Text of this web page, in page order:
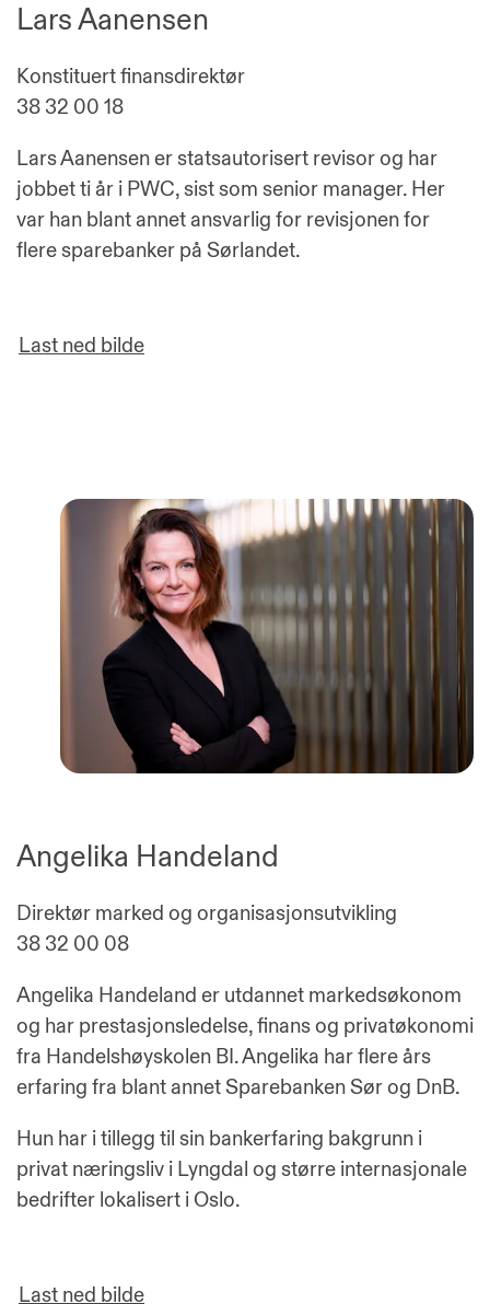
Lars Aanensen
Konstituert finansdirektør
38 32 00 18
Lars Aanensen er statsautorisert revisor og har
jobbet ti år i PWC, sist som senior manager. Her
var han blant annet ansvarlig for revisjonen for
flere sparebanker på Sørlandet.
Last ned bilde
Angelika Handeland
Direktør marked og organisasjonsutvikling
38 32 00 08
Angelika Handeland er utdannet markedsøkonom
og har prestasjonsledelse, finans og privatøkonomi
fra Handelshøyskolen BI. Angelika har flere års
erfaring fra blant annet Sparebanken Sør og DnB.
Hun har i tillegg til sin bankerfaring bakgrunn i
privat næringsliv i Lyngdal og større internasjonale
bedrifter lokalisert i Oslo.
Last ned bilde